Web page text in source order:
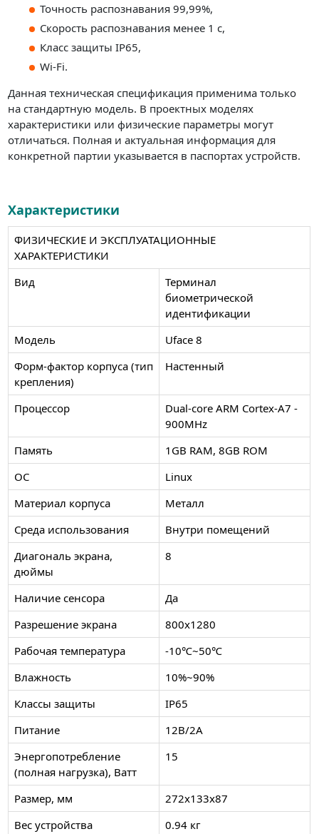
Точность распознавания 99,99%,
Скорость распознавания менее 1 с,
Класс защиты IP65,
Wi-Fi.
Данная техническая спецификация применима только
на стандартную модель. В проектных моделях
характеристики или физические параметры могут
отличаться. Полная и актуальная информация для
конкретной партии указывается в паспортах устройств.
Характеристики
ФИЗИЧЕСКИЕ И ЭКСПЛУАТАЦИОННЫЕ
ХАРАКТЕРИСТИКИ
Вид
Терминал
биометрической
идентификации
Модель
Uface 8
Форм-фактор корпуса (тип
крепления)
Настенный
Процессор
Dual-core ARM Cortex-A7 -
900MHz
Память
1GB RAM, 8GB ROM
ОС
Linux
Материал корпуса
Металл
Среда использования
Внутри помещений
Диагональ экрана,
дюймы
8
Наличие сенсора
Да
Разрешение экрана
800x1280
Рабочая температура
-10℃~50℃
Влажность
10%~90%
Классы защиты
IP65
Питание
12В/2А
Энергопотребление
(полная нагрузка), Ватт
15
Размер, мм
272x133x87
Вес устройства
0.94 кг